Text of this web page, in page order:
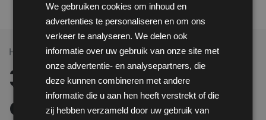
Home >All Products 3M OX 3000 overzetbril
3M OX 3000
overzetbril
We gebruiken cookies om inhoud en
advertenties te personaliseren en om ons
verkeer te analyseren. We delen ook
informatie over uw gebruik van onze site met
onze advertentie- en analysepartners, die
deze kunnen combineren met andere
informatie die u aan hen heeft verstrekt of die
zij hebben verzameld door uw gebruik van